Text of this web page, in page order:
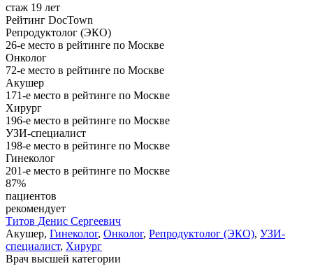
стаж 19 лет
Рейтинг DocTown
Репродуктолог (ЭКО)
26-е место в рейтинге по Москве
Онколог
72-е место в рейтинге по Москве
Акушер
171-е место в рейтинге по Москве
Хирург
196-е место в рейтинге по Москве
УЗИ-специалист
198-е место в рейтинге по Москве
Гинеколог
201-е место в рейтинге по Москве
87%
пациентов
рекомендует
Титов Денис Сергеевич
Акушер, Гинеколог, Онколог, Репродуктолог (ЭКО), УЗИ-
специалист, Хирург
Врач высшей категории